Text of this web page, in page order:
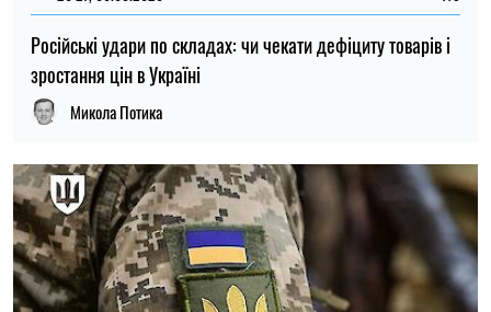
15:59, 06.08.2026
Новий контракт у війську: Міноборони пояснило правила
розрахунку майбутньої відстрочки
Ірина Де Люсто